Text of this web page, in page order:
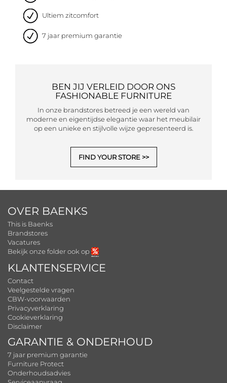
Ultiem zitcomfort
7 jaar premium garantie
BEN JIJ VERLEID DOOR ONS
FASHIONABLE FURNITURE
In onze brandstores betreed je een wereld van
moderne en eigentijdse elegantie waar het meubilair
op een unieke en stijlvolle wijze gepresenteerd is.
FIND YOUR STORE
OVER BAENKS
This is Baenks
Brandstores
Vacatures
Bekijk onze folder ook op
KLANTENSERVICE
Contact
Veelgestelde vragen
CBW-voorwaarden
Privacyverklaring
Cookieverklaring
Disclaimer
GARANTIE & ONDERHOUD
7 jaar premium garantie
Furniture Protect
Onderhoudsadvies